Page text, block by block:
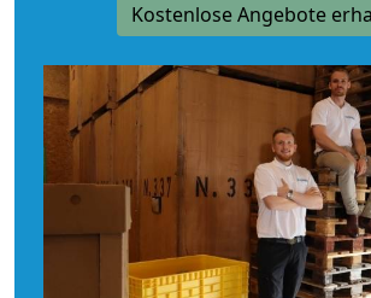
Kostenlose Angebote